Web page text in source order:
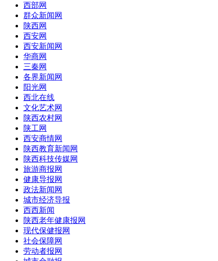
西部网
群众新闻网
陕西网
西安网
西安新闻网
华商网
三秦网
各界新闻网
阳光网
西北在线
文化艺术网
陕西农村网
陕工网
西安商情网
陕西教育新闻网
陕西科技传媒网
旅游商报网
健康导报网
政法新闻网
城市经济导报
西西新闻
陕西老年健康报网
现代保健报网
社会保障网
劳动者报网